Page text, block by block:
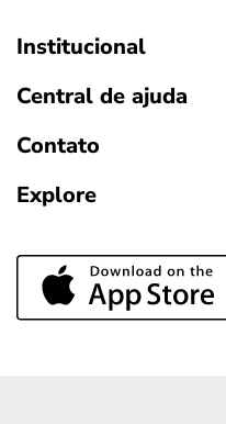
Institucional
Central de ajuda
Contato
Explore